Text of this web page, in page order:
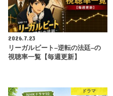
2026.7.23
リーガルビート–逆転の法廷–の
視聴率一覧【毎週更新】
ドラマ